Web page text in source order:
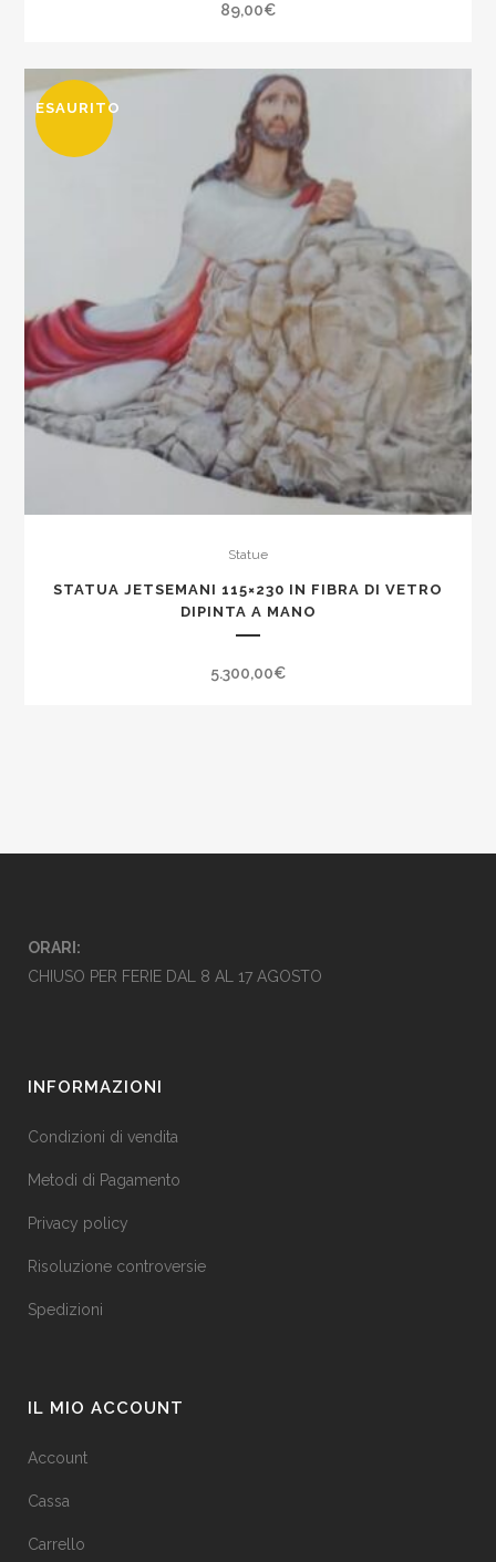
89,00€
ESAURITO
Statue
STATUA JETSEMANI 115×230 IN FIBRA DI VETRO
DIPINTA A MANO
5.300,00€
ORARI:
CHIUSO PER FERIE DAL 8 AL 17 AGOSTO
INFORMAZIONI
Condizioni di vendita
Metodi di Pagamento
Privacy policy
Risoluzione controversie
Spedizioni
IL MIO ACCOUNT
Account
Cassa
Carrello